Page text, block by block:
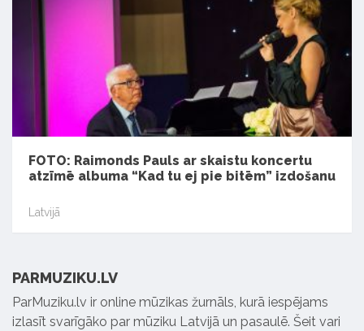
FOTO: Raimonds Pauls ar skaistu koncertu
atzīmē albuma “Kad tu ej pie bitēm” izdošanu
Latvijā
PARMUZIKU.LV
ParMuziku.lv ir online mūzikas žurnāls, kurā iespējams
izlasīt svarīgāko par mūziku Latvijā un pasaulē. Šeit vari